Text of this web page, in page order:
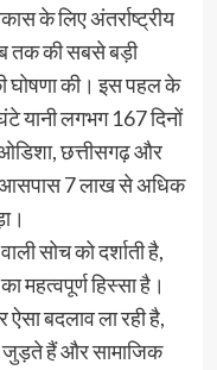
के लिए अंतर्राष्ट्रीय
तक की सबसे बड़ी
घोषणा की। इस पहल के
यानी लगभग 167 दिनों
छत्तीसगढ़ और
आसपास 7 लाख से अधिक
सोच को दर्शाती है,
महत्वपूर्ण हिस्सा है।
बदलाव ला रही है,
जुड़ते हैं और सामाजिक